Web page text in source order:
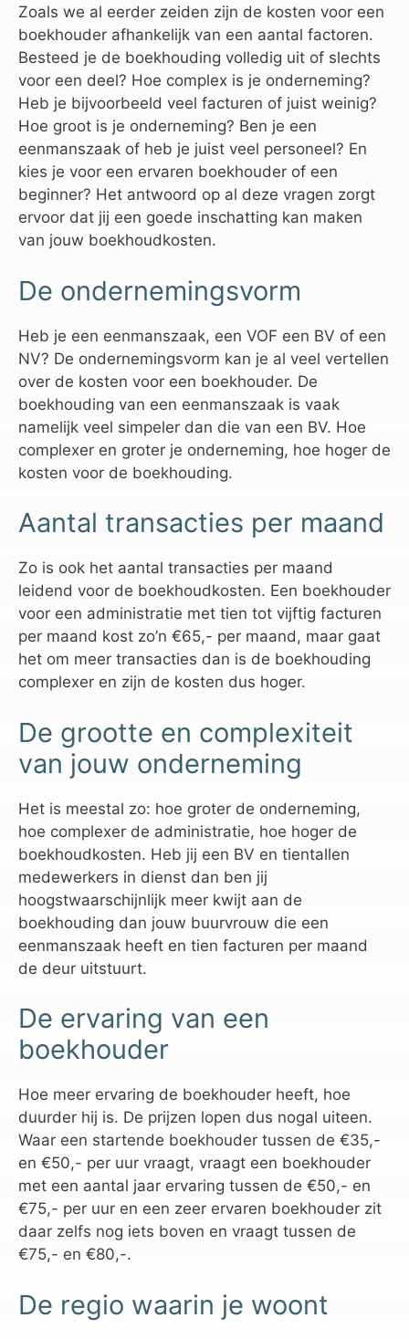
Zoals we al eerder zeiden zijn de kosten voor een
boekhouder afhankelijk van een aantal factoren.
Besteed je de boekhouding volledig uit of slechts
voor een deel? Hoe complex is je onderneming?
Heb je bijvoorbeeld veel facturen of juist weinig?
Hoe groot is je onderneming? Ben je een
eenmanszaak of heb je juist veel personeel? En
kies je voor een ervaren boekhouder of een
beginner? Het antwoord op al deze vragen zorgt
ervoor dat jij een goede inschatting kan maken
van jouw boekhoudkosten.
De ondernemingsvorm
Heb je een eenmanszaak, een VOF een BV of een
NV? De ondernemingsvorm kan je al veel vertellen
over de kosten voor een boekhouder. De
boekhouding van een eenmanszaak is vaak
namelijk veel simpeler dan die van een BV. Hoe
complexer en groter je onderneming, hoe hoger de
kosten voor de boekhouding.
Aantal transacties per maand
Zo is ook het aantal transacties per maand
leidend voor de boekhoudkosten. Een boekhouder
voor een administratie met tien tot vijftig facturen
per maand kost zo’n €65,- per maand, maar gaat
het om meer transacties dan is de boekhouding
complexer en zijn de kosten dus hoger.
De grootte en complexiteit
van jouw onderneming
Het is meestal zo: hoe groter de onderneming,
hoe complexer de administratie, hoe hoger de
boekhoudkosten. Heb jij een BV en tientallen
medewerkers in dienst dan ben jij
hoogstwaarschijnlijk meer kwijt aan de
boekhouding dan jouw buurvrouw die een
eenmanszaak heeft en tien facturen per maand
de deur uitstuurt.
De ervaring van een
boekhouder
Hoe meer ervaring de boekhouder heeft, hoe
duurder hij is. De prijzen lopen dus nogal uiteen.
Waar een startende boekhouder tussen de €35,-
en €50,- per uur vraagt, vraagt een boekhouder
met een aantal jaar ervaring tussen de €50,- en
€75,- per uur en een zeer ervaren boekhouder zit
daar zelfs nog iets boven en vraagt tussen de
€75,- en €80,-.
De regio waarin je woont